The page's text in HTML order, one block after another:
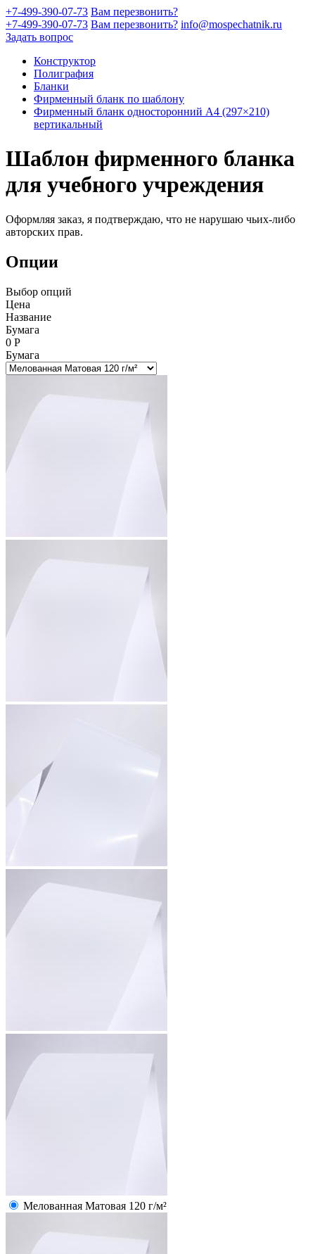
+7-499-390-07-73 Вам перезвонить?
+7-499-390-07-73 Вам перезвонить? info@mospechatnik.ru
Задать вопрос
Конструктор
Полиграфия
Бланки
Фирменный бланк по шаблону
Фирменный бланк односторонний A4 (297×210)
вертикальный
Шаблон фирменного бланка
для учебного учреждения
Оформляя заказ, я подтверждаю, что не нарушаю чьих-либо
авторских прав.
Опции
Выбор опций
Цена
Название
Бумага
0 Р
Бумага
Мелованная Матовая 120 г/м²